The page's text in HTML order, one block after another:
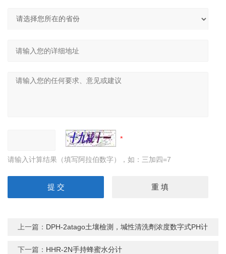
请输入计算结果（填写阿拉伯数字），如：三加四=7
上一篇： DPH-2atago土壤檢測，堿性清洗劑浓度数字式PH计
下一篇： HHR-2N手持蜂蜜水分计